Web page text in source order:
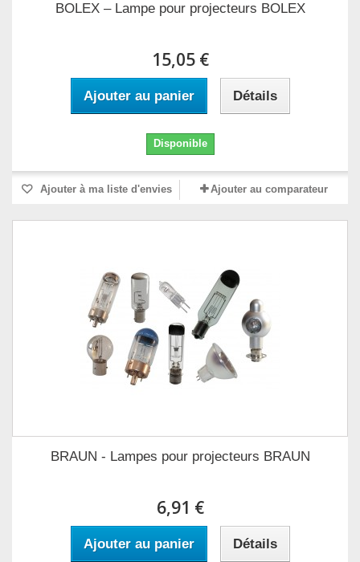
BOLEX – Lampe pour projecteurs BOLEX
15,05 €
Ajouter au panier Détails
Disponible
Ajouter à ma liste d'envies Ajouter au comparateur
BRAUN - Lampes pour projecteurs BRAUN
6,91 €
Ajouter au panier Détails